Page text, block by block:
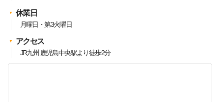
休業日
月曜日・第3火曜日
アクセス
JR九州 鹿児島中央駅より徒歩2分